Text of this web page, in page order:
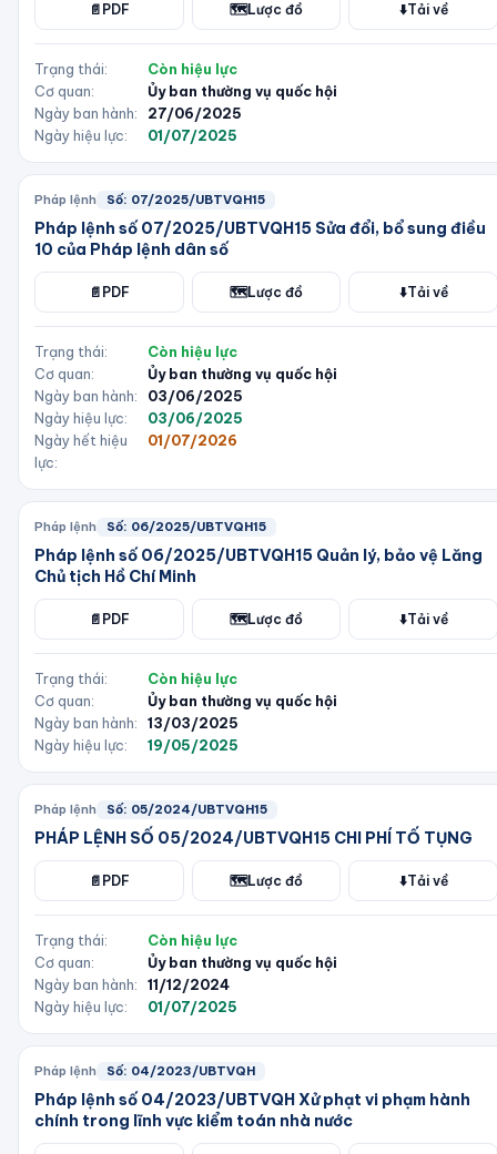
📄 PDF 🗺️Lược đồ ⬇️Tải về
Trạng thái:
Còn hiệu lực
Cơ quan:
Ủy ban thường vụ quốc hội
Ngày ban hành:
27/06/2025
Ngày hiệu lực:
01/07/2025
Pháp lệnh Số: 07/2025/UBTVQH15
Pháp lệnh số 07/2025/UBTVQH15 Sửa đổi, bổ sung điều
10 của Pháp lệnh dân số
📄 PDF 🗺️Lược đồ ⬇️Tải về
Trạng thái:
Còn hiệu lực
Cơ quan:
Ủy ban thường vụ quốc hội
Ngày ban hành:
03/06/2025
Ngày hiệu lực:
03/06/2025
Ngày hết hiệu
lực:
01/07/2026
Pháp lệnh Số: 06/2025/UBTVQH15
Pháp lệnh số 06/2025/UBTVQH15 Quản lý, bảo vệ Lăng
Chủ tịch Hồ Chí Minh
📄 PDF 🗺️Lược đồ ⬇️Tải về
Trạng thái:
Còn hiệu lực
Cơ quan:
Ủy ban thường vụ quốc hội
Ngày ban hành:
13/03/2025
Ngày hiệu lực:
19/05/2025
Pháp lệnh Số: 05/2024/UBTVQH15
PHÁP LỆNH SỐ 05/2024/UBTVQH15 CHI PHÍ TỐ TỤNG
📄 PDF 🗺️Lược đồ ⬇️Tải về
Trạng thái:
Còn hiệu lực
Cơ quan:
Ủy ban thường vụ quốc hội
Ngày ban hành:
11/12/2024
Ngày hiệu lực:
01/07/2025
Pháp lệnh Số: 04/2023/UBTVQH
Pháp lệnh số 04/2023/UBTVQH Xử phạt vi phạm hành
chính trong lĩnh vực kiểm toán nhà nước